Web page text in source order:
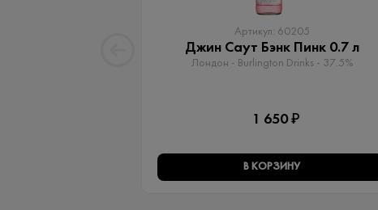
Артикул: 60205
Джин Саут Бэнк Пинк 0.7 л
Лондон - Burlington Drinks - 37.5%
1 650 ₽
В КОРЗИНУ